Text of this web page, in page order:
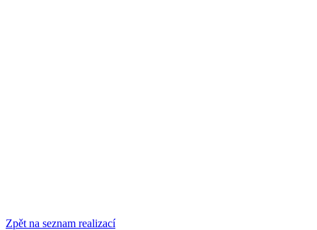
Zpět na seznam realizací